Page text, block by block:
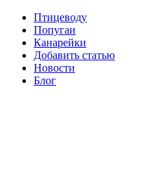
Птицеводу
Попугаи
Канарейки
Добавить статью
Новости
Блог